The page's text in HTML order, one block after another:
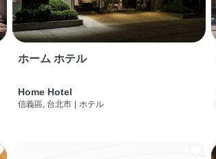
ホーム ホテル
Home Hotel
信義區, 台北市 ホテル